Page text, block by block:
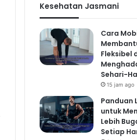
Kesehatan Jasmani
Cara
Fleksibel
Sehari-
15 jam ago
Panduan
untuk
Lebih
Setiap